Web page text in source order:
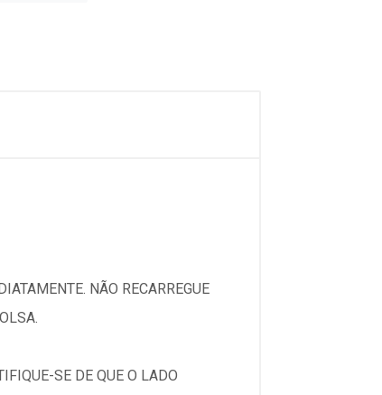
NÃO RECARREGUE
SE DE QUE O LADO